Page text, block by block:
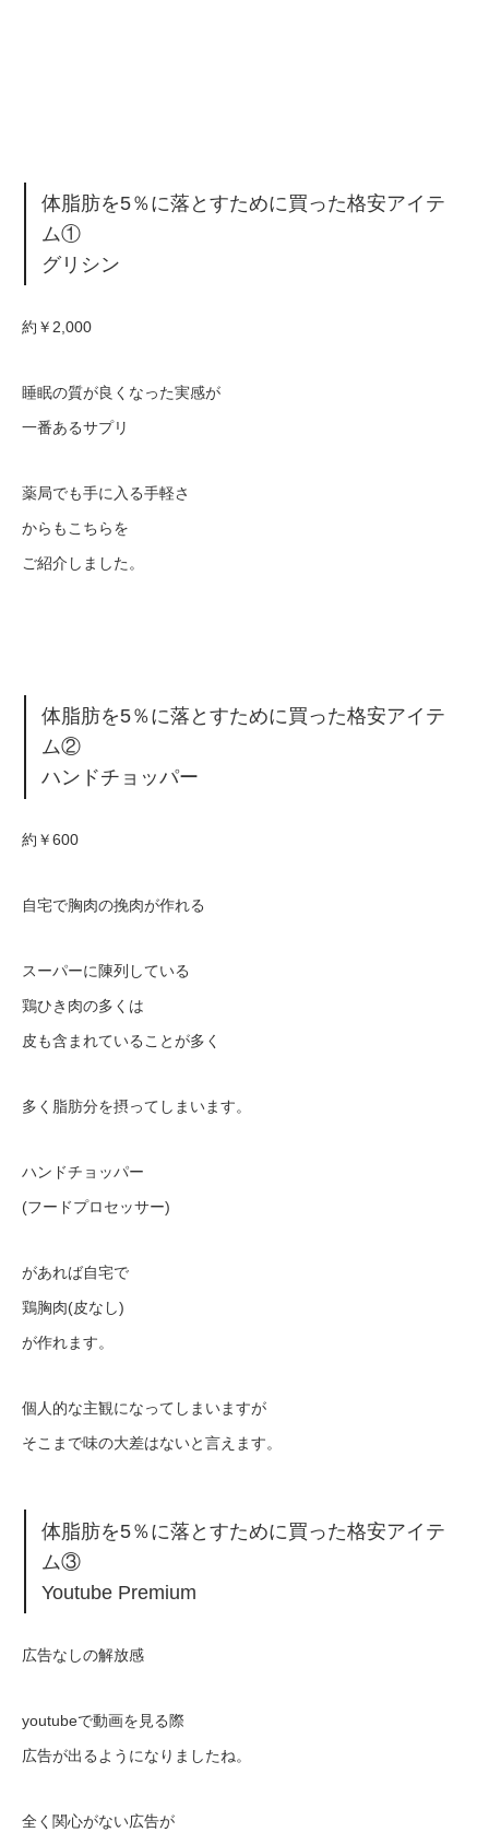
体脂肪を5％に落とすために買った格安アイテ
ム①
グリシン
約￥2,000
睡眠の質が良くなった実感が
一番あるサプリ
薬局でも手に入る手軽さ
からもこちらを
ご紹介しました。
体脂肪を5％に落とすために買った格安アイテ
ム②
ハンドチョッパー
約￥600
自宅で胸肉の挽肉が作れる
スーパーに陳列している
鶏ひき肉の多くは
皮も含まれていることが多く
多く脂肪分を摂ってしまいます。
ハンドチョッパー
(フードプロセッサー)
があれば自宅で
鶏胸肉(皮なし)
が作れます。
個人的な主観になってしまいますが
そこまで味の大差はないと言えます。
体脂肪を5％に落とすために買った格安アイテ
ム③
Youtube Premium
広告なしの解放感
youtubeで動画を見る際
広告が出るようになりましたね。
全く関心がない広告が